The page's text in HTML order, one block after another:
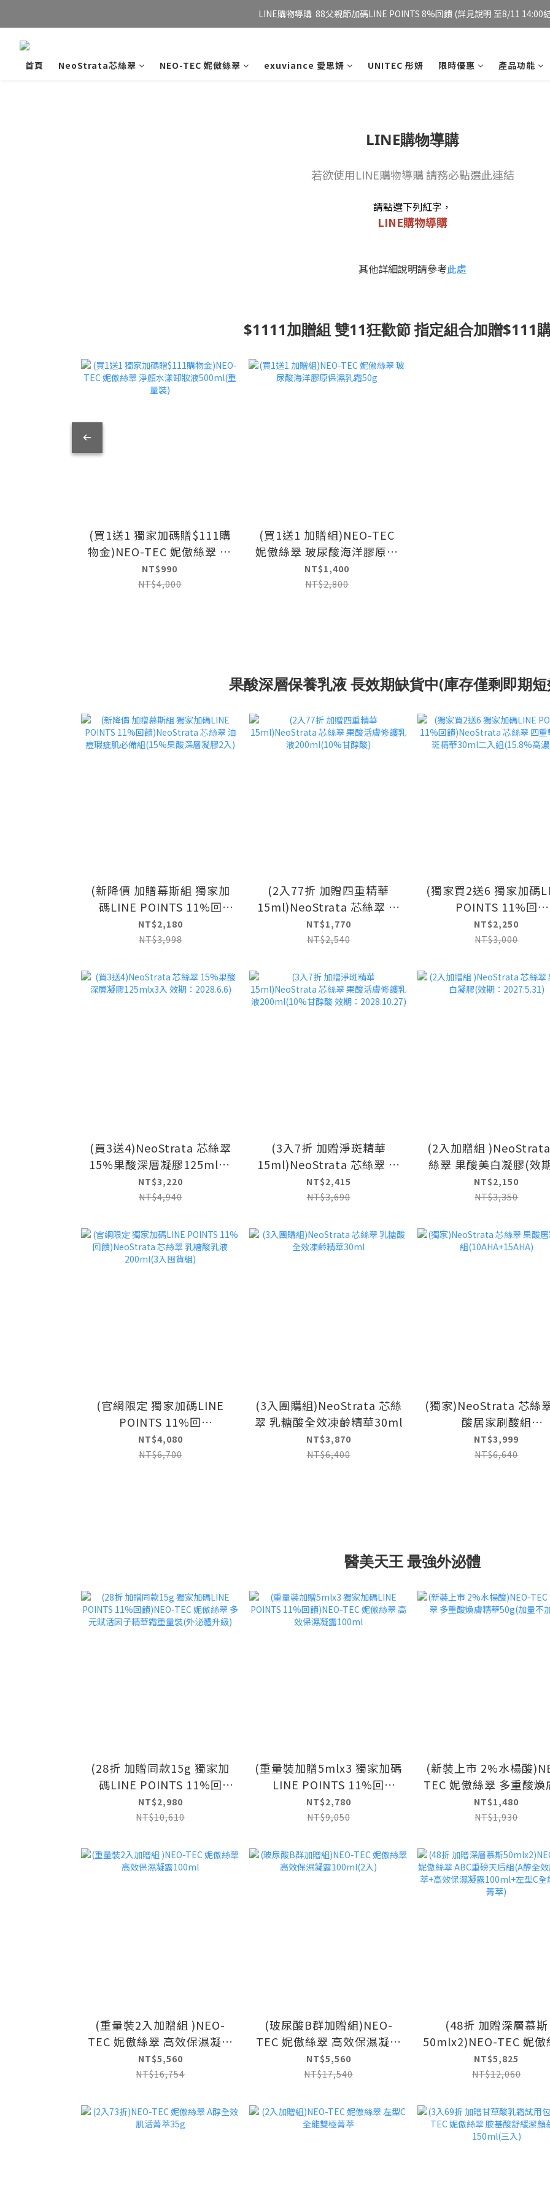
妮傲絲翠官方旗艦店 全新改版 全館免運/夏日慶典 會員12%點數回饋
LINE購物導購  88父親節加碼LINE POINTS 8%回饋 (詳見說明 至8/11 14:00
首頁
NeoStrata芯絲翠 NEO-TEC 妮傲絲翠 exuviance 愛思妍 UNITEC 彤妍 限時優惠 產品功能
LINE購物導購
若欲使用LINE購物導購 請務必點選此連結
請點選下列紅字，
LINE購物導購
其他詳細說明請參考此處
$1111加贈組 雙11狂歡節 指定組合加贈$111
(買1送1 獨家加碼贈$111購
物金)NEO-TEC 妮傲絲翠 淨
顏水漾卸妝液500ml(重量
裝)
NT$990
NT$4,000
(買1送1 加贈組)NEO-TEC
妮傲絲翠 玻尿酸海洋膠原保
濕乳霜50g
NT$1,400
NT$2,800
果酸深層保養乳液 長效期缺貨中(庫存僅剩即期
(新降價 加贈幕斯組 獨家加
碼LINE POINTS 11%回
饋)NeoStrata 芯絲翠 油痘
瑕疵肌必備組(15%果酸深層
NT$2,180
NT$3,998
(2入77折 加贈四重精華
15ml)NeoStrata 芯絲翠 果
酸活膚修護乳液200ml(10%
甘醇酸)
NT$1,770
NT$2,540
(獨家買2送6 獨家加碼
POINTS 11%回
饋)NeoStrata 芯絲翠
擊黑淨斑精華30ml二
NT$2,250
NT$3,000
(買3送4)NeoStrata 芯絲翠
15%果酸深層凝膠125mlx3
入 效期：2028.6.6)
NT$3,220
NT$4,940
(3入7折 加贈淨斑精華
15ml)NeoStrata 芯絲翠 果
酸活膚修護乳液200ml(10%
甘醇酸 效期：2028.10.27)
NT$2,415
NT$3,690
(2入加贈組
絲翠 果酸美白凝膠(效
2027.5.31)
NT$2,150
NT$3,350
(官網限定 獨家加碼LINE
POINTS 11%回
饋)NeoStrata 芯絲翠 乳糖
酸乳液200ml(3入囤貨組)
NT$4,080
NT$6,700
(3入團購組)NeoStrata 芯絲
翠 乳糖酸全效凍齡精華30ml
NT$3,870
NT$6,400
(獨家)NeoStrata 芯絲
酸居家刷酸組
(10AHA+15AHA)
NT$3,999
NT$6,640
醫美天王 最強外泌體
(28折 加贈同款15g 獨家加
碼LINE POINTS 11%回
饋)NEO-TEC 妮傲絲翠 多元
賦活因子精華霜重量裝(外泌
NT$2,980
NT$10,610
(重量裝加贈5mlx3 獨家加碼
LINE POINTS 11%回
饋)NEO-TEC 妮傲絲翠 高效
保濕凝露100ml
NT$2,780
NT$9,050
(新裝上市 2%水楊酸
TEC 妮傲絲翠 多重酸煥
華50g(加量不加價)
NT$1,480
NT$1,930
(重量裝2入加贈組 )NEO-
TEC 妮傲絲翠 高效保濕凝露
100ml
NT$5,560
NT$16,754
(玻尿酸B群加贈組)NEO-
TEC 妮傲絲翠 高效保濕凝露
100ml(2入)
NT$5,560
NT$17,540
(48折 加贈深層慕斯
50mlx2)NEO-TEC 妮傲
ABC重磅天后組(A醇全
活菁萃+高效保濕凝
NT$5,825
NT$12,060